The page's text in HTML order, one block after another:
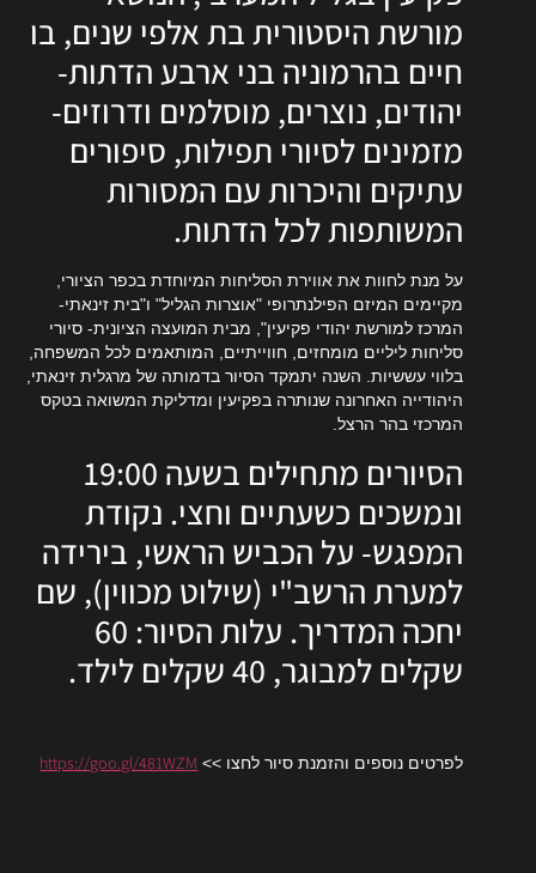
מורשת היסטורית בת אלפי שנים, בו
חיים בהרמוניה בני ארבע הדתות-
יהודים, נוצרים, מוסלמים ודרוזים-
מזמינים לסיורי תפילות, סיפורים
עתיקים והיכרות עם המסורות
המשותפות לכל הדתות.
על מנת לחוות את אווירת הסליחות המיוחדת בכפר הציורי,
מקיימים המיזם הפילנתרופי "אוצרות הגליל" ו"בית זינאתי-
המרכז למורשת יהודי פקיעין", מבית המועצה הציונית- סיורי
סליחות ליליים מומחזים, חווייתיים, המותאמים לכל המשפחה,
בלווי עששיות. השנה יתמקד הסיור בדמותה של מרגלית זינאתי,
היהודייה האחרונה שנותרה בפקיעין ומדליקת המשואה בטקס
המרכזי בהר הרצל.
הסיורים מתחילים בשעה 19:00
ונמשכים כשעתיים וחצי. נקודת
המפגש- על הכביש הראשי, בירידה
למערת הרשב"י (שילוט מכווין), שם
יחכה המדריך. עלות הסיור: 60
שקלים למבוגר, 40 שקלים לילד.
לפרטים נוספים והזמנת סיור לחצו >> https://goo.gl/481WZM